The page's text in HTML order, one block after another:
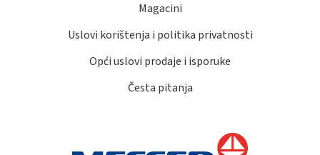
Magacini
Uslovi korištenja i politika privatnosti
Opći uslovi prodaje i isporuke
Česta pitanja